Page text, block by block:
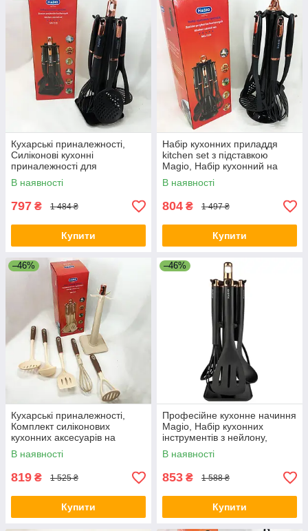
Кухарські приналежності,
Силіконові кухонні
приналежності для
готування, Нейлонове
кухонне начиння PV-53
В наявності
797 ₴ 1 484 ₴
Купити
Набір кухонних приладдя
kitchen set з підставкою
Magio, Набір кухонний на
стійці кухарського PD-99
В наявності
804 ₴ 1 497 ₴
Купити
–46%
Кухарські приналежності,
Комплект силіконових
кухонних аксесуарів на
підставці, Набір кухарського
EJ-71
В наявності
819 ₴ 1 525 ₴
Купити
–46%
Професійне кухонне начиння
Magio, Набір кухонних
інструментів з нейлону,
Набори лопаток для кухні
MC-40
В наявності
853 ₴ 1 588 ₴
Купити